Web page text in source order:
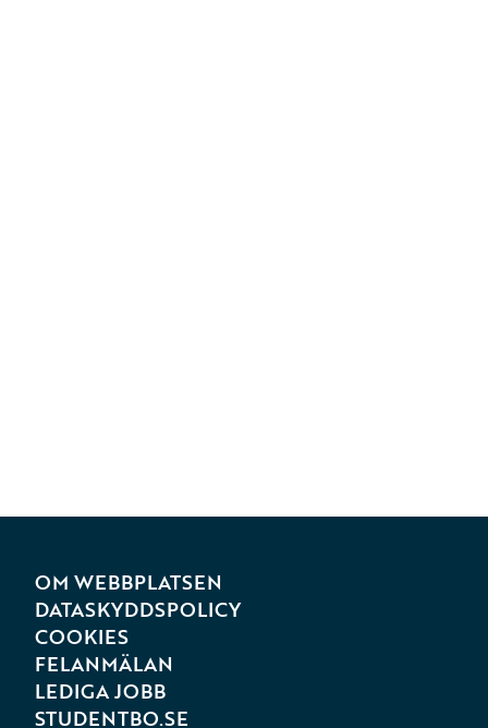
OM WEBBPLATSEN
DATASKYDDSPOLICY
COOKIES
FELANMÄLAN
LEDIGA JOBB
STUDENTBO.SE